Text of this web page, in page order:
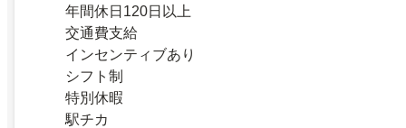
年間休日120日以上
交通費支給
インセンティブあり
シフト制
特別休暇
駅チカ